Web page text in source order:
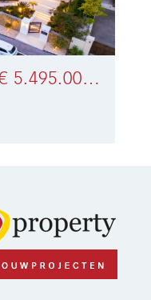
Villa Los Arqueros € 5.495.000,-